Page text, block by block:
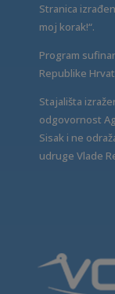
Stranica
moj korak!“.
Program
Republike
Stajališta
odgovornost
Sisak i ne
udruge Vlade